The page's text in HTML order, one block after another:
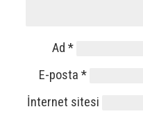
Ad*
E-posta*
İnternet sitesi